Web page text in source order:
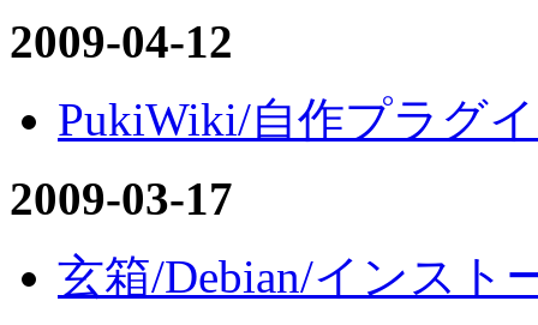
2009-04-12
PukiWiki/自作プラグ
2009-03-17
玄箱/Debian/インスト